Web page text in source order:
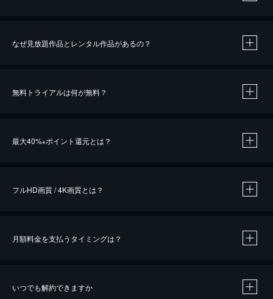
なぜ見放題作品とレンタル作品があるの？
無料トライアルは何が無料？
最大40%※ポイント還元とは？
※40％ポイント還元の対象は、クレジットカード決済による作品の購入 / レンタルです。
フルHD画質 / 4K画質とは？
月額料金を支払うタイミングは？
いつでも解約できますか